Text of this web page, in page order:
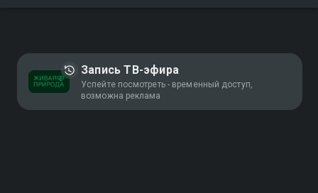
Запись ТВ-эфира
Успейте посмотреть - временный доступ,
возможна реклама